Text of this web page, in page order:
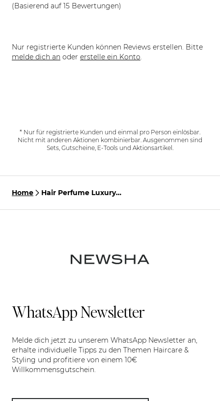
(Basierend auf 15 Bewertungen)
Nur registrierte Kunden können Reviews erstellen. Bitte
melde dich an oder erstelle ein Konto.
* Nur für registrierte Kunden und einmal pro Person einlösbar.
Nicht mit anderen Aktionen kombinierbar. Ausgenommen sind
Sets, Gutscheine, E-Tools und Aktionsartikel.
Home
Hair Perfume Luxury
WhatsApp Newsletter
Melde dich jetzt zu unserem WhatsApp Newsletter an,
erhalte individuelle Tipps zu den Themen Haircare &
Styling und profitiere von einem 10€
Willkommensgutschein.